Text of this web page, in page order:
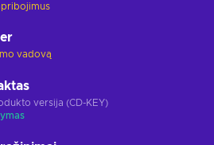
vadovą
versija (CD-KEY)